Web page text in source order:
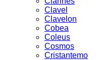
Clavel
Clavelon
Cobea
Coleus
Cosmos
Cristantemo